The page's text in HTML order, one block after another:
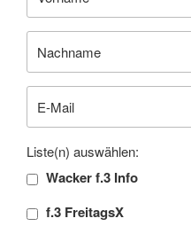
Liste(n) auswählen:
Wacker f.3 Info
f.3 FreitagsX